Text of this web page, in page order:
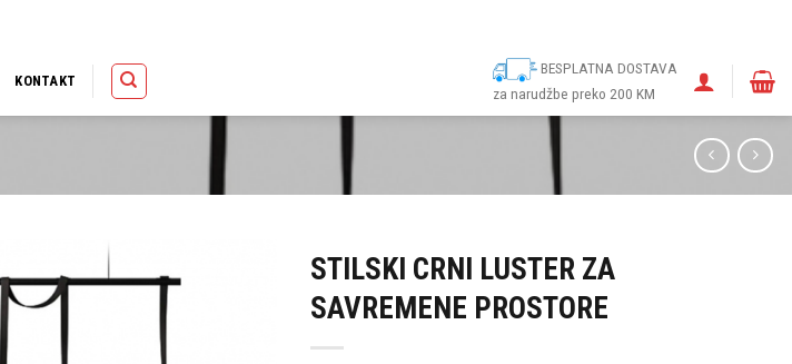
KONTAKT
BESPLATNA DOSTAVA
za narudžbe preko 200 KM
STILSKI CRNI LUSTER ZA
SAVREMENE PROSTORE